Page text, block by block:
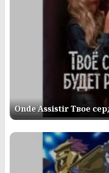
Onde Assistir Твое